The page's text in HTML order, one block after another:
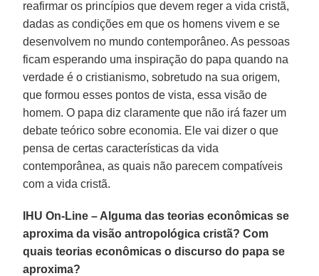
reafirmar os princípios que devem reger a vida cristã,
dadas as condições em que os homens vivem e se
desenvolvem no mundo contemporâneo. As pessoas
ficam esperando uma inspiração do papa quando na
verdade é o cristianismo, sobretudo na sua origem,
que formou esses pontos de vista, essa visão de
homem. O papa diz claramente que não irá fazer um
debate teórico sobre economia. Ele vai dizer o que
pensa de certas características da vida
contemporânea, as quais não parecem compatíveis
com a vida cristã.
IHU On-Line – Alguma das teorias econômicas se
aproxima da visão antropológica cristã? Com
quais teorias econômicas o discurso do papa se
aproxima?